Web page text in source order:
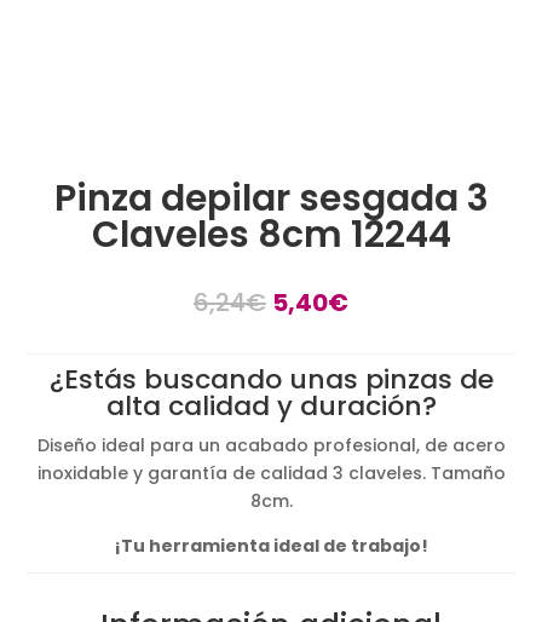
Pinza depilar sesgada 3
Claveles 8cm 12244
6,24€ El
era:
6,24€.
5,40€El
es:
5,40€.
¿Estás buscando unas pinzas de
alta calidad y duración?
Diseño ideal para un acabado profesional, de acero
inoxidable y garantía de calidad 3 claveles. Tamaño
8cm.
¡Tu herramienta ideal de trabajo!